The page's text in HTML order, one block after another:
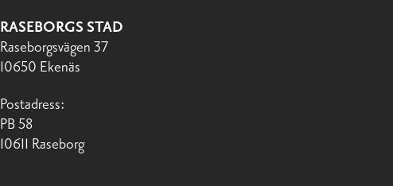
RASEBORGS STAD
Raseborgsvägen 37
10650 Ekenäs
Postadress:
PB 58
10611 Raseborg